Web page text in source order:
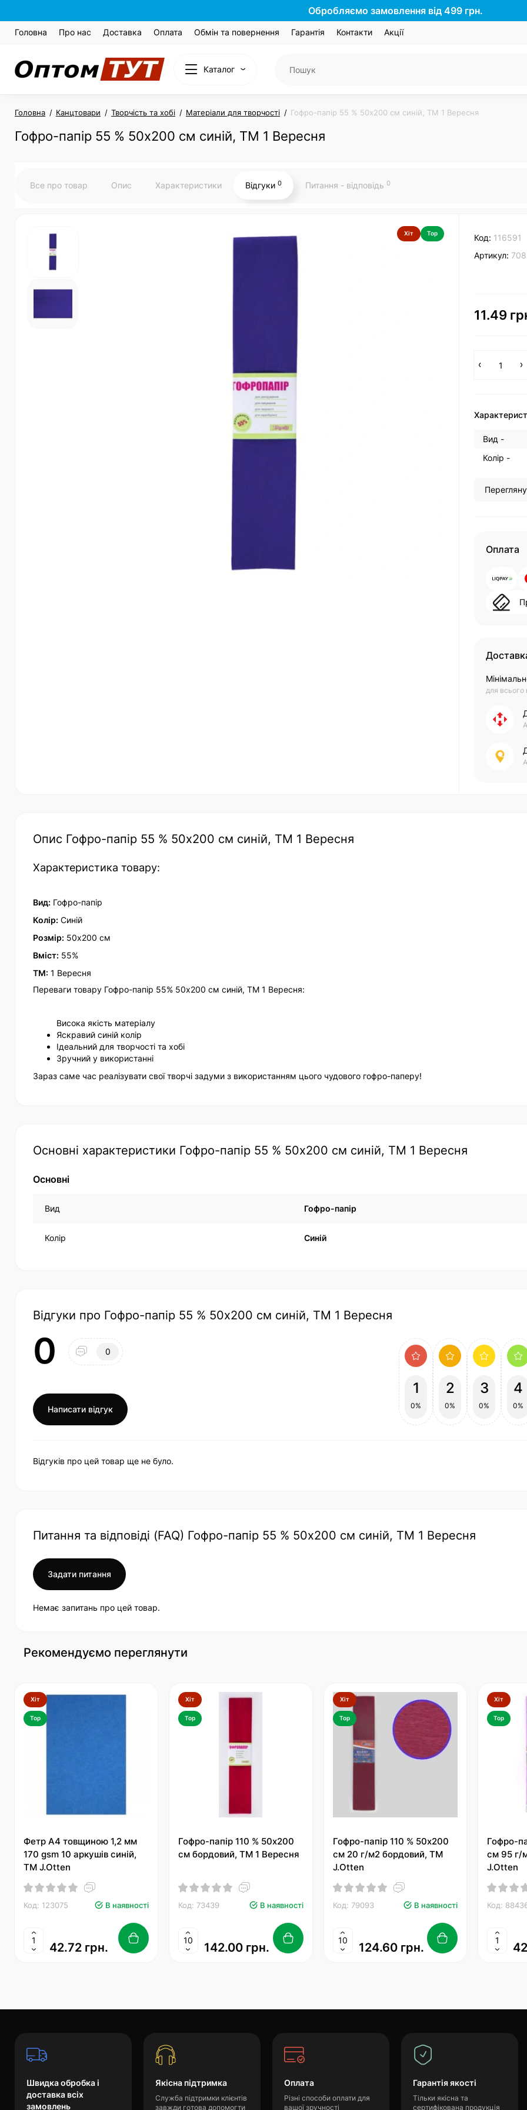
Обробляємо замовлення від 499 грн.
Головна Про нас Доставка Оплата Обмін та повернення Гарантія Контакти Акції
Каталог
Головна Канцтовари Творчість та хобі Матеріали для творчості Гофро-папір 55 % 50х200 см синій, ТМ 1 Вересня
Гофро-папір 55 % 50х200 см синій, ТМ 1 Вересня
Все про товар Опис Характеристики Відгуки 0 Питання - відповідь 0
Хіт Top Код: 116591
Артикул:
11.49
Вид -
Колір -
Оплата
для всього
Опис Гофро-папір 55 % 50х200 см синій, ТМ 1 Вересня
Характеристика товару:
Вид: Гофро-папір
Колір: Синій
Розмір: 50х200 см
Вміст: 55%
ТМ: 1 Вересня
Переваги товару Гофро-папір 55% 50х200 см синій, ТМ 1 Вересня:
Висока якість матеріалу
Яскравий синій колір
Ідеальний для творчості та хобі
Зручний у використанні
Зараз саме час реалізувати свої творчі задуми з використанням цього чудового гофро-паперу!
Основні характеристики Гофро-папір 55 % 50х200 см синій, ТМ 1 Вересня
Основні
Вид Гофро-папір
Колір Синій
Відгуки про Гофро-папір 55 % 50х200 см синій, ТМ 1 Вересня
0 0
Написати відгук
1
0%
2
0%
3
0%
4
0%
Відгуків про цей товар ще не було.
Питання та відповіді (FAQ) Гофро-папір 55 % 50х200 см синій, ТМ 1 Вересня
Задати питання
Немає запитань про цей товар.
Рекомендуємо переглянути
Хіт
Top
Фетр А4 товщиною 1,2 мм
170 gsm 10 аркушів синій,
ТМ J.Otten
Код: 123075 В наявності
42.72 грн.
Хіт
Top
Гофро-папір 110 % 50х200
см бордовий, ТМ 1 Вересня
Код: 73439 В наявності
142.00 грн.
Хіт
Top
Гофро-папір 110 % 50х200
см 20 г/м2 бордовий, TM
J.Otten
Код: 79093 В наявності
124.60 грн.
Хіт
Top
Гофро-
см 95 г/
J.Otten
Код:
Швидка обробка і
доставка всіх
замовлень
Якісна підтримка
Служба підтримки клієнтів
завжди готова допомогти
Оплата
Різні способи оплати для
вашої зручності
Гарантія якості
Тільки якісна та
сертифікована продукція